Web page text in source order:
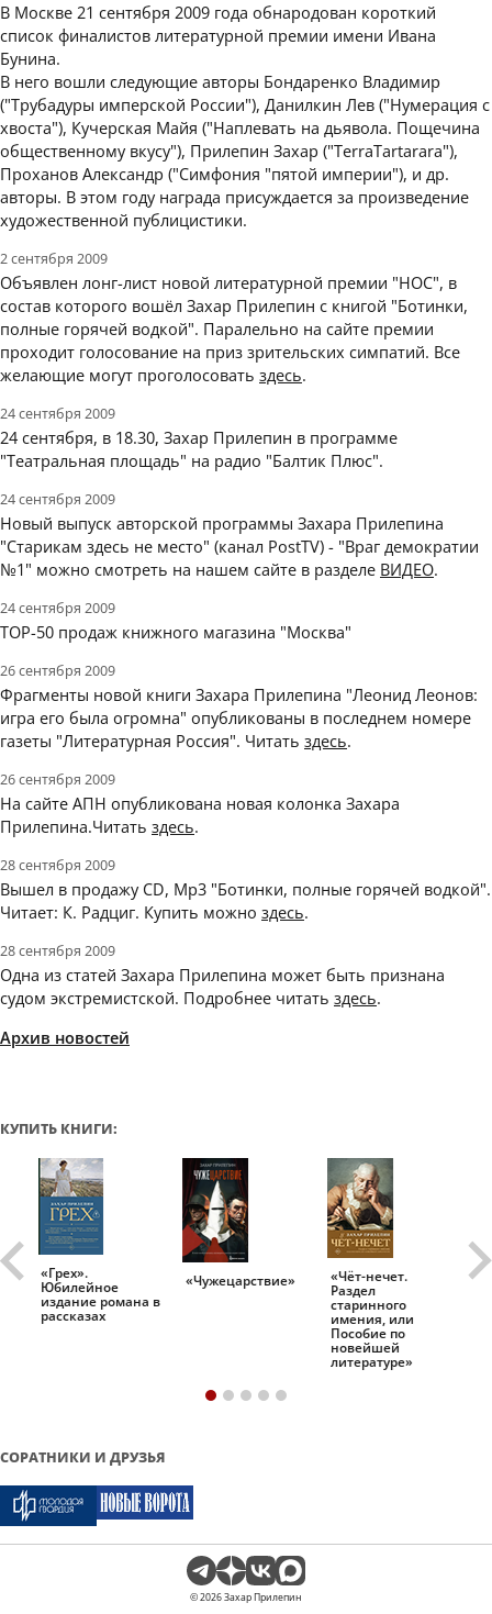
В Москве 21 сентября 2009 года обнародован короткий
список финалистов литературной премии имени Ивана
Бунина.
В него вошли следующие авторы Бондаренко Владимир
("Трубадуры имперской России"), Данилкин Лев ("Нумерация с
хвоста"), Кучерская Майя ("Наплевать на дьявола. Пощечина
общественному вкусу"), Прилепин Захар ("TerraTartarara"),
Проханов Александр ("Симфония "пятой империи"), и др.
авторы. В этом году награда присуждается за произведение
художественной публицистики.
2 сентября 2009
Объявлен лонг-лист новой литературной премии "НОС", в
состав которого вошёл Захар Прилепин с книгой "Ботинки,
полные горячей водкой". Паралельно на сайте премии
проходит голосование на приз зрительских симпатий. Все
желающие могут проголосовать здесь.
24 сентября 2009
24 сентября, в 18.30, Захар Прилепин в программе
"Театральная площадь" на радио "Балтик Плюс".
24 сентября 2009
Новый выпуск авторской программы Захара Прилепина
"Старикам здесь не место" (канал PostTV) - "Враг демократии
№1" можно смотреть на нашем сайте в разделе ВИДЕО.
24 сентября 2009
ТОР-50 продаж книжного магазина "Москва"
26 сентября 2009
Фрагменты новой книги Захара Прилепина "Леонид Леонов:
игра его была огромна" опубликованы в последнем номере
газеты "Литературная Россия". Читать здесь.
26 сентября 2009
На сайте АПН опубликована новая колонка Захара
Прилепина.Читать здесь.
28 сентября 2009
Вышел в продажу CD, Мр3 "Ботинки, полные горячей водкой".
Читает: К. Радциг. Купить можно здесь.
28 сентября 2009
Одна из статей Захара Прилепина может быть признана
судом экстремистской. Подробнее читать здесь.
Архив новостей
КУПИТЬ КНИГИ:
«Грех».
Юбилейное
издание романа в
рассказах
«Чужецарствие» «Чёт-нечет.
Раздел
старинного
имения, или
Пособие по
новейшей
литературе»
СОРАТНИКИ И ДРУЗЬЯ
© 2026 Захар Прилепин